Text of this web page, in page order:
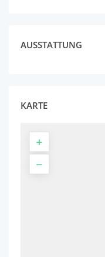
AUSSTATTUNG
KARTE